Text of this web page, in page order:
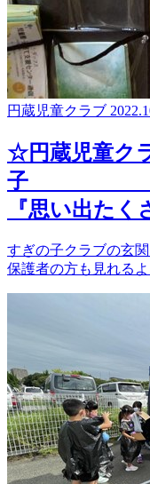
円蔵児童クラブ
☆円蔵児童ク
『思い出たく
すぎの子クラブの玄
保護者の方も見れる